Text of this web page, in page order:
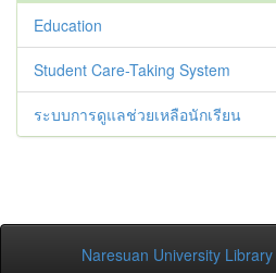
Education
Student Care-Taking System
ระบบการดูแลช่วยเหลือนักเรียน
Naresuan University Library